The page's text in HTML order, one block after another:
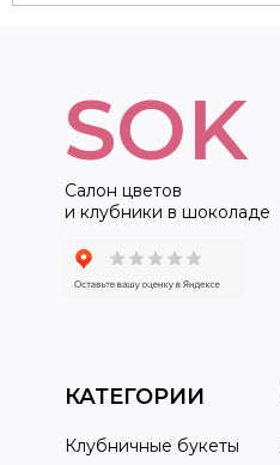
Салон цветов
и клубники в шоколаде
КАТЕГОРИИ
Клубничные букеты
SOK